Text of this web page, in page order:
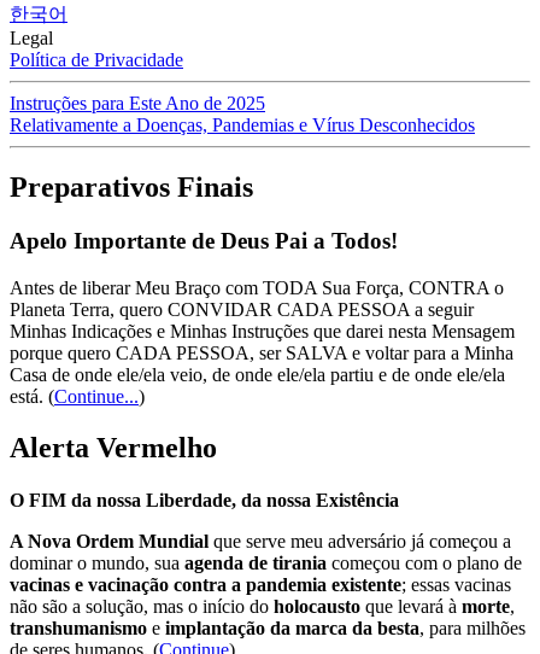
한국어
Legal
Política de Privacidade
Instruções para Este Ano de 2025
Relativamente a Doenças, Pandemias e Vírus Desconhecidos
Preparativos Finais
Apelo Importante de Deus Pai a Todos!
Antes de liberar Meu Braço com TODA Sua Força, CONTRA o
Planeta Terra, quero CONVIDAR CADA PESSOA a seguir
Minhas Indicações e Minhas Instruções que darei nesta Mensagem
porque quero CADA PESSOA, ser SALVA e voltar para a Minha
Casa de onde ele/ela veio, de onde ele/ela partiu e de onde ele/ela
está. (Continue...)
Alerta Vermelho
O FIM da nossa Liberdade, da nossa Existência
A Nova Ordem Mundial que serve meu adversário já começou a
dominar o mundo, sua agenda de tirania começou com o plano de
vacinas e vacinação contra a pandemia existente; essas vacinas
não são a solução, mas o início do holocausto que levará à morte,
transhumanismo e implantação da marca da besta, para milhões